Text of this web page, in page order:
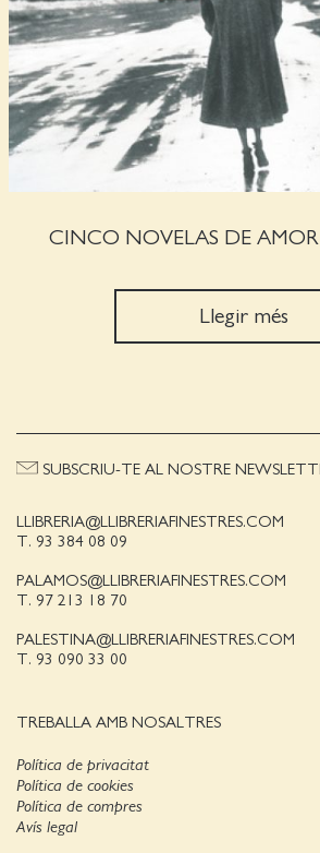
CINCO NOVELAS DE AMOR
Llegir més
LLIBRERIA@LLIBRERIAFINESTRES.COM
T. 93 384 08 09
PALAMOS@LLIBRERIAFINESTRES.COM
T. 97 213 18 70
PALESTINA@LLIBRERIAFINESTRES.COM
T. 93 090 33 00
TREBALLA AMB NOSALTRES
SUBSCRIU-TE AL NOSTRE
Política de privacitat
Política de cookies
Avís legal
Política de compres